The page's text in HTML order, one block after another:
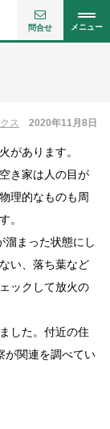
メニュー
問合せ
ス 2020年11月8日
があります。
き家は人の目が
理的なものも周
。
溜まった状態にし
い、落ち葉など
ックして放火の
した。付近の住
が関連を調べてい